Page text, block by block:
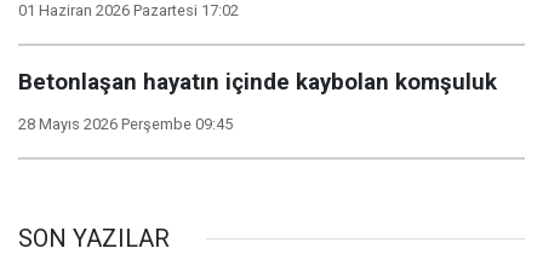
01 Haziran 2026 Pazartesi 17:02
Betonlaşan hayatın içinde kaybolan komşuluk
28 Mayıs 2026 Perşembe 09:45
SON YAZILAR